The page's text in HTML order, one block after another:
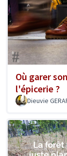
Où garer
l'épicerie ?
Dieuvie